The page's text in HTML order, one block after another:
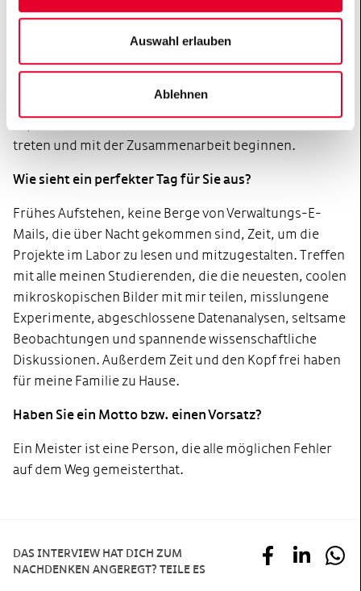
Auswahl erlauben
Ablehnen
Hertie-Network bzw. der HertieAkademy profitiert
Abgesehen von der finanziellen Unterstützung, die es
Hauptprojekte mitarbeiten zu lassen, konnte ich mit
treten und mit der Zusammenarbeit beginnen.
Wie sieht ein perfekter Tag für Sie aus?
Frühes Aufstehen, keine Berge von Verwaltungs-E-
Mails, die über Nacht gekommen sind, Zeit, um die
Projekte im Labor zu lesen und mitzugestalten. Treffen
mit alle meinen Studierenden, die die neuesten, coolen
mikroskopischen Bilder mit mir teilen, misslungene
Experimente, abgeschlossene Datenanalysen, seltsame
Beobachtungen und spannende wissenschaftliche
Diskussionen. Außerdem Zeit und den Kopf frei haben
für meine Familie zu Hause.
Haben Sie ein Motto bzw. einen Vorsatz?
Ein Meister ist eine Person, die alle möglichen Fehler
auf dem Weg gemeistert hat.
DAS INTERVIEW HAT DICH ZUM
NACHDENKEN ANGEREGT? TEILE ES